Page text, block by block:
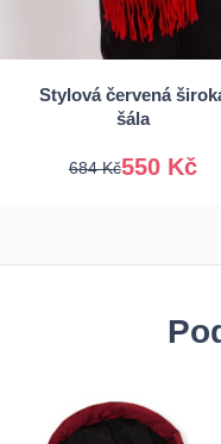
Stylová červená
šála
550 Kč
684 Kč
Univerzální